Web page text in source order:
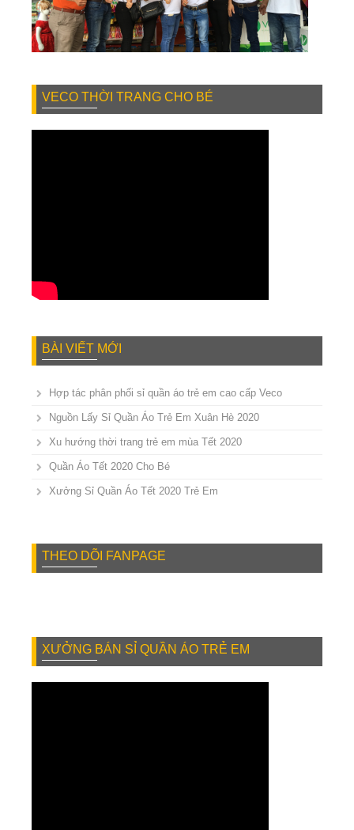
VECO THỜI TRANG CHO BÉ
BÀI VIẾT MỚI
Hợp tác phân phối sỉ quần áo trẻ em cao cấp Veco
Nguồn Lấy Sỉ Quần Áo Trẻ Em Xuân Hè 2020
Xu hướng thời trang trẻ em mùa Tết 2020
Quần Áo Tết 2020 Cho Bé
Xưởng Sỉ Quần Áo Tết 2020 Trẻ Em
THEO DÕI FANPAGE
XƯỞNG BÁN SỈ QUẦN ÁO TRẺ EM